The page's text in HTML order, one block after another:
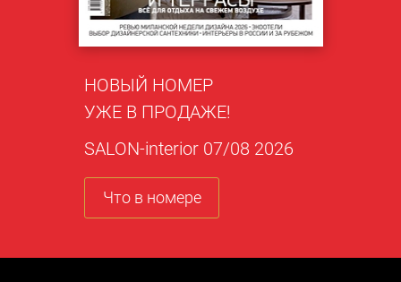
НОВЫЙ НОМЕР
УЖЕ В ПРОДАЖЕ!
SALON-interior 07/08 2026
Что в номере